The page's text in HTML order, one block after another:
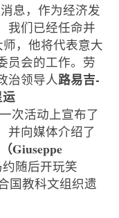
息，作为经济发
我们已经任命并
，他将代表意大
员会的工作。劳
治领导人路易吉-
次活动上宣布了
并向媒体介绍了
Giuseppe
随后开玩笑
国教科文组织遗